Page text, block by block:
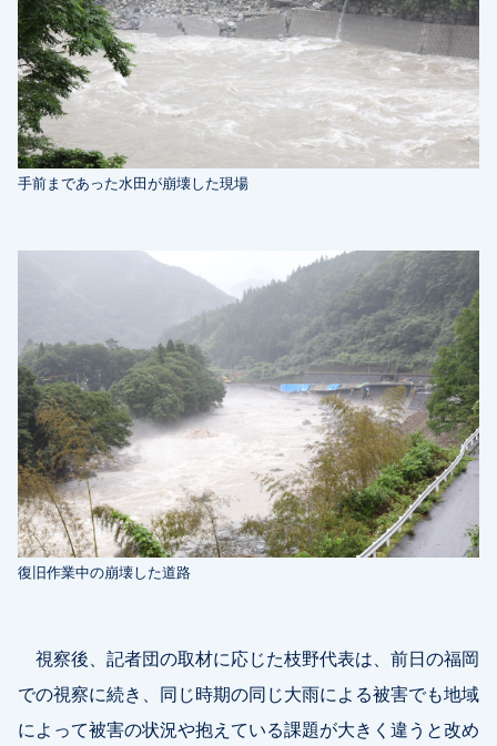
手前まであった水田が崩壊した現場
復旧作業中の崩壊した道路
視察後、記者団の取材に応じた枝野代表は、前日の福岡
での視察に続き、同じ時期の同じ大雨による被害でも地域
によって被害の状況や抱えている課題が大きく違うと改め